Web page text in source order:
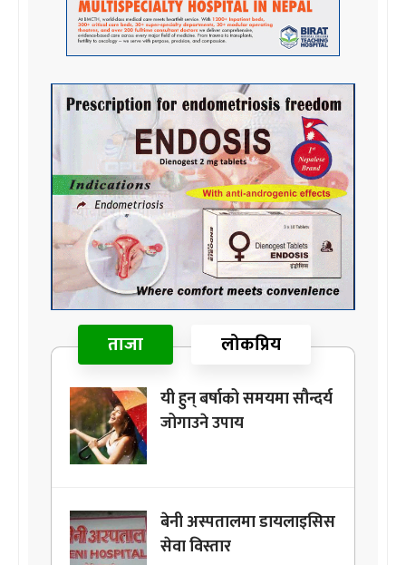
ताजा लोकप्रिय
यी हुन् बर्षाको समयमा सौन्दर्य
जोगाउने उपाय
बेनी अस्पतालमा डायलाइसिस
सेवा विस्तार